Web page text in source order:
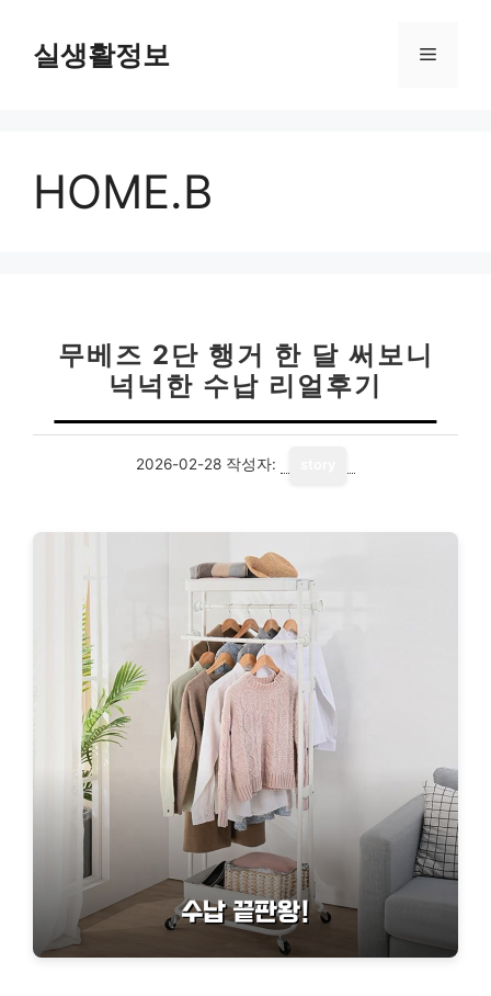
실생활정보 메
HOME.B
무베즈 2단 행거 한 달 써보니
넉넉한 수납 리얼후기
2026-02-28 작성자: